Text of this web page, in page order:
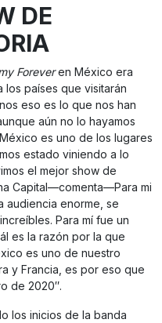
DE
Foreveren México era
países que visitarán
eso es lo que nos han
aún no lo hayamos
es uno de los lugares
estado viniendo a lo
el mejor show de
Capital—comenta—Para mi
audiencia enorme, se
Para mí fue un
es la razón por la que
es uno de nuestro
y Francia, es por eso que
de 2020″.
los inicios de la banda